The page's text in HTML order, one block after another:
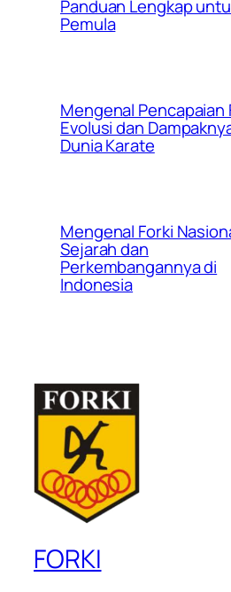
Panduan Lengkap
Pemula
Mengenal Pencapaian
Evolusi dan
Dunia Karate
Mengenal Forki
Sejarah dan
Perkembangannya di
Indonesia
FORKI